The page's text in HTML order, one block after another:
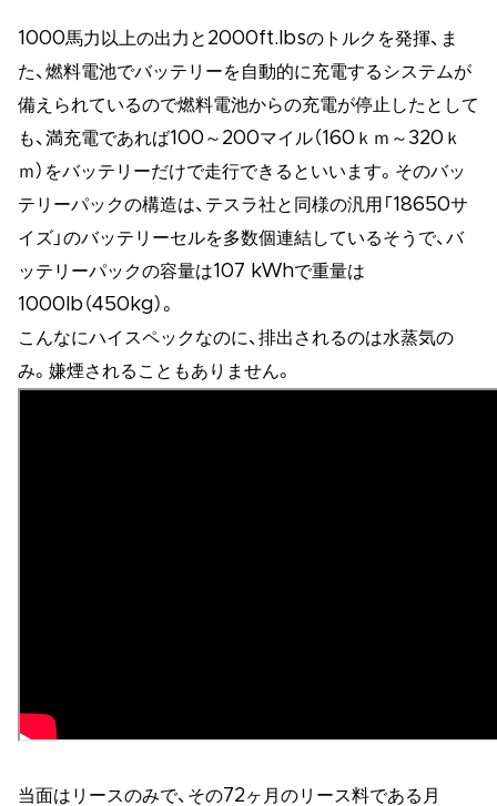
1000馬力以上の出力と2000ft.lbsのトルクを発揮、ま
た、燃料電池でバッテリーを自動的に充電するシステムが
備えられているので燃料電池からの充電が停止したとして
も、満充電であれば100～200マイル（160ｋｍ～320ｋ
ｍ）をバッテリーだけで走行できるといいます。そのバッ
テリーパックの構造は、テスラ社と同様の汎用「18650サ
イズ」のバッテリーセルを多数個連結しているそうで、バ
ッテリーパックの容量は107 kWhで重量は
1000lb（450kg）。
こんなにハイスペックなのに、排出されるのは水蒸気の
み。嫌煙されることもありません。
当面はリースのみで、その72ヶ月のリース料である月